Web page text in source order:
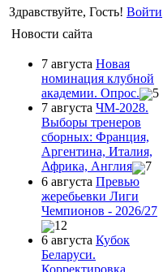
Здравствуйте, Гость! Войти
Новости сайта
7 августа Новая
номинация клубной
академии. Опрос.
5
7 августа ЧМ-2028.
Выборы тренеров
сборных: Франция,
Аргентина, Италия,
Африка, Англия
7
6 августа Превью
жеребьевки Лиги
Чемпионов - 2026/27
12
6 августа Кубок
Беларуси.
Корректировка